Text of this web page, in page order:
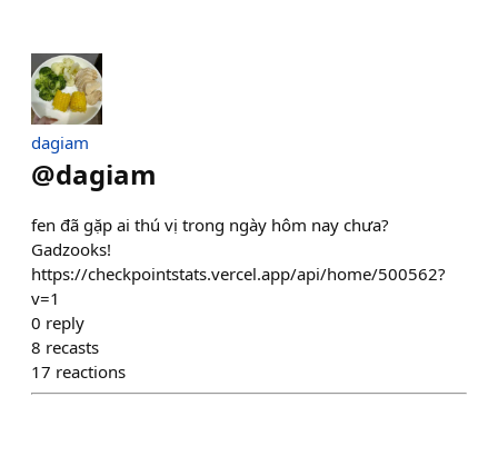
dagiam
@dagiam
fen đã gặp ai thú vị trong ngày hôm nay chưa?
Gadzooks!
https://checkpointstats.vercel.app/api/home/500562?
v=1
0 reply
8 recasts
17 reactions